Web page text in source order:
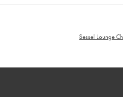
Sessel Lounge